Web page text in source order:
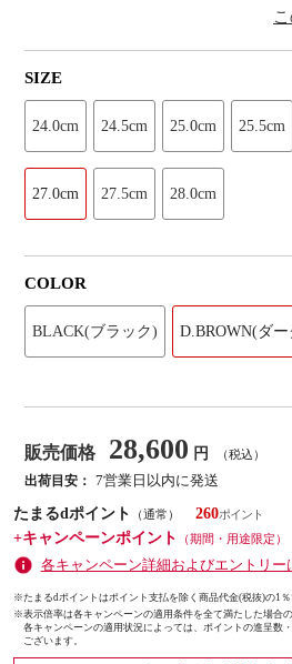
SIZE
24.0cm 24.5cm 25.0cm 25.5cm
27.0cm 27.5cm 28.0cm
COLOR
BLACK(ブラック) D.BROWN(ダ
販売価格 28,600 円 （税込）
出荷目安： 7営業日以内に発送
たまるdポイント
（通常）
260
+キャンペーンポイント
（期間・用途限定）
各キャンペーン詳細およびエントリー
※たまるdポイントはポイント支払を除く商品代金(税抜)の1％
※表示倍率は各キャンペーンの適用条件を全て満たした場合の
各キャンペーンの適用状況によっては、ポイントの進呈数
ございます。